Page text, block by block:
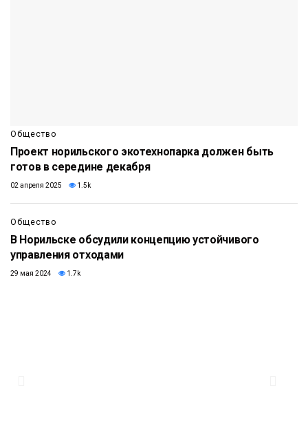
Общество
Проект норильского экотехнопарка должен быть
готов в середине декабря
02 апреля 2025 1.5k
Общество
В Норильске обсудили концепцию устойчивого
управления отходами
29 мая 2024 1.7k